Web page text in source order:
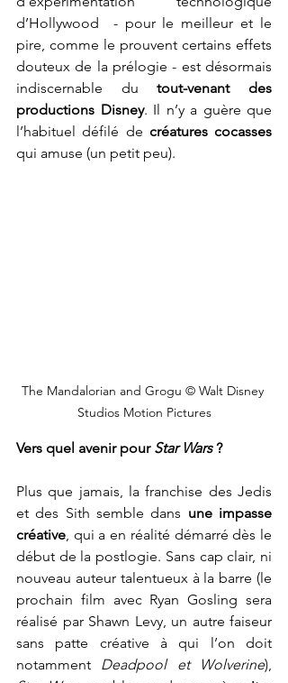
d’Hollywood  - pour le meilleur et le
pire, comme le prouvent certains effets
douteux de la prélogie - est désormais
indiscernable du tout-venant des
productions Disney. Il n’y a guère que
l’habituel défilé de créatures cocasses
qui amuse (un petit peu).
The Mandalorian and Grogu © Walt Disney
Studios Motion Pictures
Vers quel avenir pour Star Wars ?
Plus que jamais, la franchise des Jedis
et des Sith semble dans une impasse
créative, qui a en réalité démarré dès le
début de la postlogie. Sans cap clair, ni
nouveau auteur talentueux à la barre (le
prochain film avec Ryan Gosling sera
réalisé par Shawn Levy, un autre faiseur
sans patte créative à qui l’on doit
notamment Deadpool et Wolverine